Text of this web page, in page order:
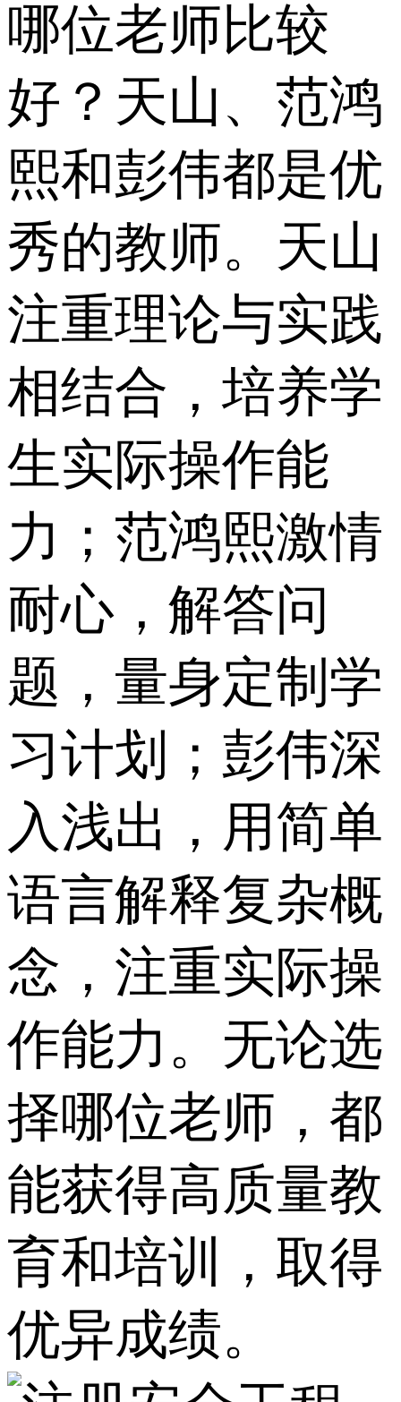
哪位老师比较
好？天山、范鸿
熙和彭伟都是优
秀的教师。天山
注重理论与实践
相结合，培养学
生实际操作能
力；范鸿熙激情
耐心，解答问
题，量身定制学
习计划；彭伟深
入浅出，用简单
语言解释复杂概
念，注重实际操
作能力。无论选
择哪位老师，都
能获得高质量教
育和培训，取得
优异成绩。